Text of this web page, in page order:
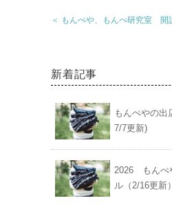
＜ もんぺや、もんぺ研究室 開
新着記事
もんぺやの出
7/7更新)
2026 もんぺ
ル（2/16更新）